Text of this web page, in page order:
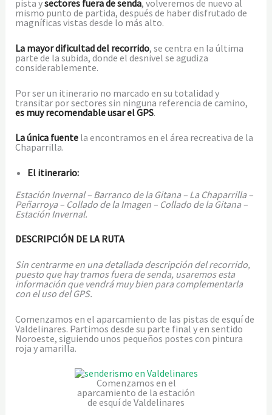
pista ysectores fuera de senda, volveremos de nuevo al
mismo punto de partida, después de haber disfrutado de
magníficas vistas desde lo más alto.
La mayor dificultad del recorrido, se centra en la última
parte de la subida, donde el desnivel se agudiza
considerablemente.
Por ser un itinerario no marcado en su totalidad y
transitar por sectores sin ninguna referencia de camino,
es muy recomendable usar el GPS.
La única fuentela encontramos en el área recreativa de la
Chaparrilla.
El itinerario:
Estación Invernal – Barranco de la Gitana – La Chaparrilla –
Peñarroya – Collado de la Imagen – Collado de la Gitana –
Estación Invernal.
DESCRIPCIÓN DE LA RUTA
Sin centrarme en una detallada descripción del recorrido,
puesto que hay tramos fuera de senda, usaremos esta
información que vendrá muy bien para complementarla
con el uso del GPS.
Comenzamos en el aparcamiento de las pistas de esquí de
Valdelinares. Partimos desde su parte final y en sentido
Noroeste, siguiendo unos pequeños postes con pintura
roja y amarilla.
Comenzamos en el
aparcamiento de la estación
de esquí de Valdelinares